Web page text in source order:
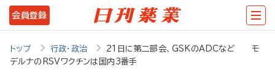
メ
イ
会員登録
トップ 行政・政治
21日に第二部会、GSKのADCなど モ
デルナのRSVワクチンは国内3番手